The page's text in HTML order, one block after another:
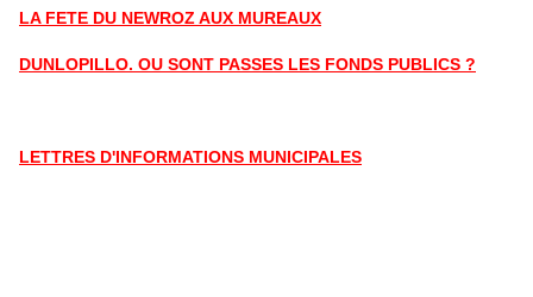
LA FETE DU NEWROZ AUX MUREAUX
DUNLOPILLO. OU SONT PASSES LES FONDS PUBLICS ?
LETTRES D'INFORMATIONS MUNICIPALES